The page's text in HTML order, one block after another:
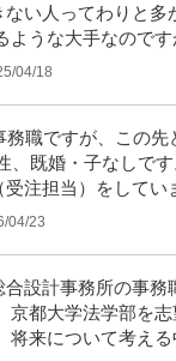
い人ってわりと多
ような大手なので
04/18
務職ですが、この
、既婚・子なしで
注担当）をしてい
04/23
合設計事務所の事務
京都大学法学部を
将来について考える